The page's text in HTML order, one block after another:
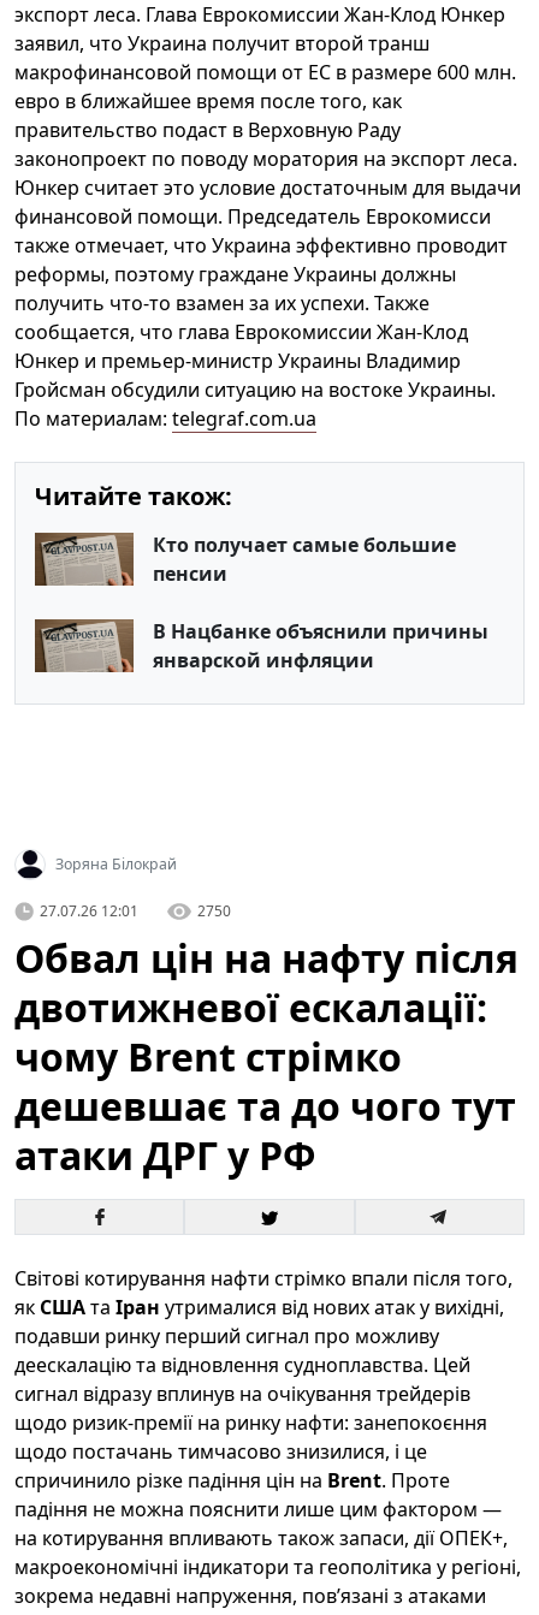
экспорт леса. Глава Еврокомиссии Жан-Клод Юнкер
заявил, что Украина получит второй транш
макрофинансовой помощи от ЕС в размере 600 млн.
евро в ближайшее время после того, как
правительство подаст в Верховную Раду
законопроект по поводу моратория на экспорт леса.
Юнкер считает это условие достаточным для выдачи
финансовой помощи. Председатель Еврокомисси
также отмечает, что Украина эффективно проводит
реформы, поэтому граждане Украины должны
получить что-то взамен за их успехи. Также
сообщается, что глава Еврокомиссии Жан-Клод
Юнкер и премьер-министр Украины Владимир
Гройсман обсудили ситуацию на востоке Украины.
По материалам: telegraf.com.ua
Читайте також:
Кто получает самые большие
пенсии
В Нацбанке объяснили причины
январской инфляции
Зоряна Білокрай
27.07.26 12:01 2750
Обвал цін на нафту після
двотижневої ескалації:
чому Brent стрімко
дешевшає та до чого тут
атаки ДРГ у РФ
Світові котирування нафти стрімко впали після того,
як СШАта Іран утрималися від нових атак у вихідні,
подавши ринку перший сигнал про можливу
деескалацію та відновлення судноплавства. Цей
сигнал відразу вплинув на очікування трейдерів
щодо ризик-премії на ринку нафти: занепокоєння
щодо постачань тимчасово знизилися, і це
спричинило різке падіння цін на Brent. Проте
падіння не можна пояснити лише цим фактором —
на котирування впливають також запаси, дії ОПЕК+,
макроекономічні індикатори та геополітика у регіоні,
зокрема недавні напруження, пов’язані з атаками